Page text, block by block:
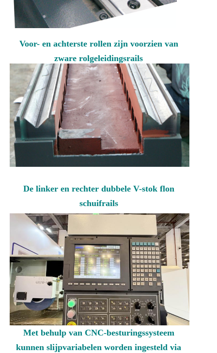
Voor- en achterste rollen zijn voorzien van
zware rolgeleidingsrails
De linker en rechter dubbele V-stok flon
schuifrails
Met behulp van CNC-besturingssysteem
kunnen slijpvariabelen worden ingesteld via